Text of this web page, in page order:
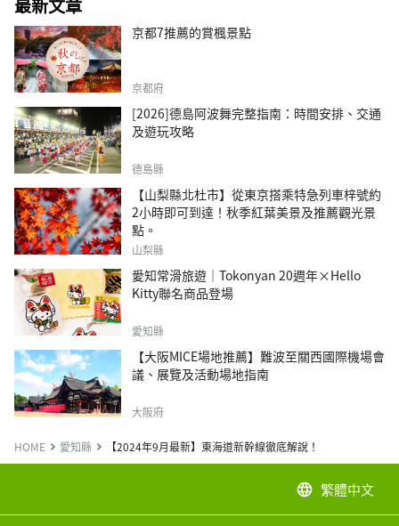
最新文章
京都7推薦的賞楓景點
京都府
[2026]德島阿波舞完整指南：時間安排、交通
及遊玩攻略
德島縣
【山梨縣北杜市】從東京搭乘特急列車梓號約
2小時即可到達！秋季紅葉美景及推薦觀光景
點。
山梨縣
愛知常滑旅遊｜Tokonyan 20週年×Hello
Kitty聯名商品登場
愛知縣
【大阪MICE場地推薦】難波至關西國際機場會
議、展覽及活動場地指南
大阪府
HOME 愛知縣 【2024年9月最新】東海道新幹線徹底解說！
language 繁體中文